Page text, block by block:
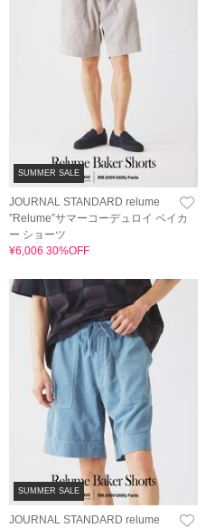
SUMMER SALE
JOURNAL STANDARD relume
”Relume”サマーコーデュロイ ベイカ
ー ショーツ
¥6,006 30%OFF
SUMMER SALE
JOURNAL STANDARD relume